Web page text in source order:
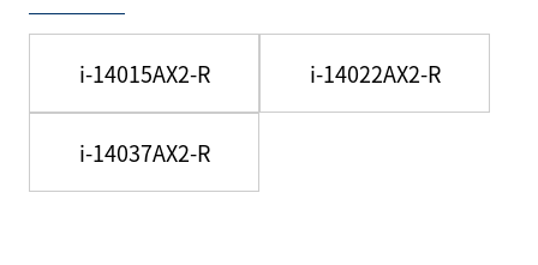
i-14015AX2-R i-14022AX2-R
i-14037AX2-R